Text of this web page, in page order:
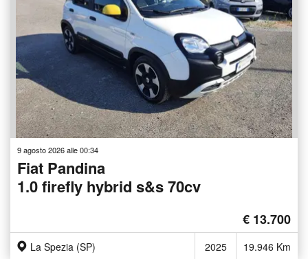
9 agosto 2026 alle 00:34
Fiat Pandina
1.0 firefly hybrid s&s 70cv
€ 13.700
La Spezia (SP) 2025 19.946 Km